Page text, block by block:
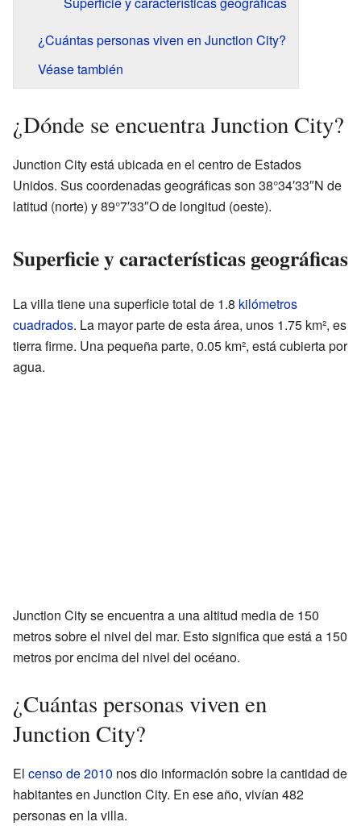
¿Cuántas personas viven en Junction City?
Véase también
¿Dónde se encuentra Junction City?
Junction City está ubicada en el centro de Estados
Unidos. Sus coordenadas geográficas son 38°34′33″N de
latitud (norte) y 89°7′33″O de longitud (oeste).
Superficie y características geográficas
La villa tiene una superficie total de 1.8 kilómetros
cuadrados. La mayor parte de esta área, unos 1.75 km², es
tierra firme. Una pequeña parte, 0.05 km², está cubierta por
agua.
Junction City se encuentra a una altitud media de 150
metros sobre el nivel del mar. Esto significa que está a 150
metros por encima del nivel del océano.
¿Cuántas personas viven en
Junction City?
El censo de 2010 nos dio información sobre la cantidad de
habitantes en Junction City. En ese año, vivían 482
personas en la villa.